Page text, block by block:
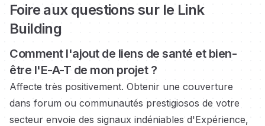
Foire aux questions sur le Link
Building
Comment l'ajout de liens de santé et bien-
être l'E-A-T de mon projet ?
Affecte très positivement. Obtenir une couverture
dans forum ou communautés prestigiosos de votre
secteur envoie des signaux indéniables d'Expérience,